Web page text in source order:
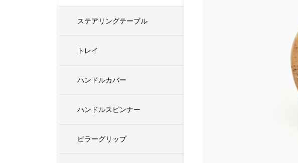
ステアリングテーブル
トレイ
ハンドルカバー
ハンドルスピンナー
ピラーグリップ